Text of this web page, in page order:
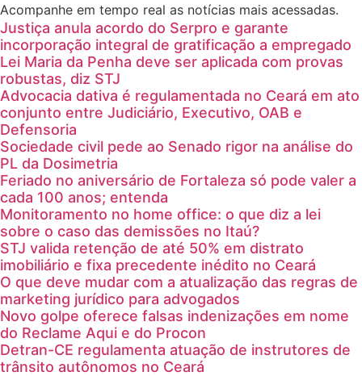
Acompanhe em tempo real as notícias mais acessadas.
Justiça anula acordo do Serpro e garante
incorporação integral de gratificação a empregado
Lei Maria da Penha deve ser aplicada com provas
robustas, diz STJ
Advocacia dativa é regulamentada no Ceará em ato
conjunto entre Judiciário, Executivo, OAB e
Defensoria
Sociedade civil pede ao Senado rigor na análise do
PL da Dosimetria
Feriado no aniversário de Fortaleza só pode valer a
cada 100 anos; entenda
Monitoramento no home office: o que diz a lei
sobre o caso das demissões no Itaú?
STJ valida retenção de até 50% em distrato
imobiliário e fixa precedente inédito no Ceará
O que deve mudar com a atualização das regras de
marketing jurídico para advogados
Novo golpe oferece falsas indenizações em nome
do Reclame Aqui e do Procon
Detran-CE regulamenta atuação de instrutores de
trânsito autônomos no Ceará